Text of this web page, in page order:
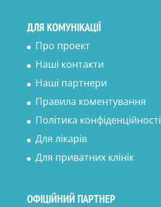
ДЛЯ КОМУНІКАЦІЇ
Про проект
Наші контакти
Наші партнери
Правила коментування
Політика конфіденційності
Для лікарів
Для приватних клінік
ОФІЦІЙНИЙ ПАРТНЕР